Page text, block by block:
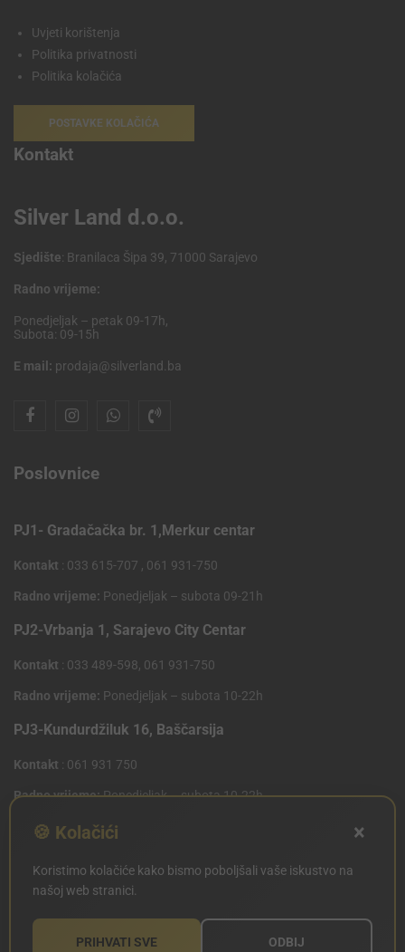
Uvjeti korištenja
Politika privatnosti
Politika kolačića
POSTAVKE KOLAČIĆA
Kontakt
Silver Land d.o.o.
Sjedište: Branilaca Šipa 39, 71000 Sarajevo
Radno vrijeme:
Ponedjeljak – petak 09-17h,
Subota: 09-15h
E mail: prodaja@silverland.ba
Poslovnice
PJ1- Gradačačka br. 1,Merkur centar
Kontakt : 033 615-707 , 061 931-750
Radno vrijeme: Ponedjeljak – subota 09-21h
PJ2-Vrbanja 1, Sarajevo City Centar
Kontakt : 033 489-598, 061 931-750
Radno vrijeme: Ponedjeljak – subota 10-22h
PJ3-Kundurdžiluk 16, Baščarsija
Kontakt : 061 931 750
Radno vrijeme:Ponedjeljak – subota 10-22h
PJ4 West Gate,Mostarsko raskrsce 10 (Penny Plus
Kontakt: 061 931 750
Radno vrijeme:Ponedjeljak – subota 09-21h
🍪 Kolačići ×
Koristimo kolačiće kako bismo poboljšali vaše iskustvo na
našoj web stranici.
PRIHVATI SVE ODBIJ